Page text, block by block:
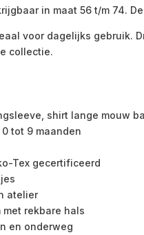
in maat 56 t/m 74.
voor dagelijks gebruik.
collectie.
shirt lange mouw
tot 9 maanden
Tex gecertificeerd
atelier
rekbare hals
en onderweg